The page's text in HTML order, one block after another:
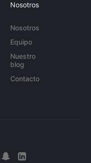
Nosotros
Nosotros
Equipo
Nuestro
blog
Contacto